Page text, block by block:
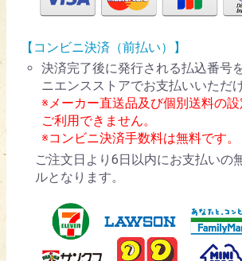
【コンビニ決済（前払い）】
決済完了後に発行される払込番号
ニエンスストアでお支払いいただ
※メーカー直送品及び個別送料の
ご利用できません。
※コンビニ決済手数料は無料です。
ご注文日より6日以内にお支払いの
ルとなります。